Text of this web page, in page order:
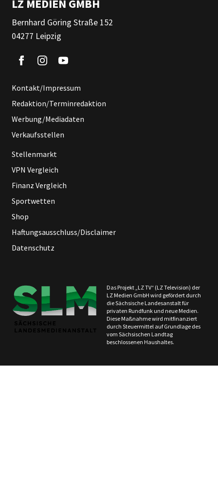
LZ MEDIEN GMBH
Bernhard Göring Straße 152
04277 Leipzig
Kontakt/Impressum
Redaktion/Terminredaktion
Werbung/Mediadaten
Verkaufsstellen
Stellenmarkt
VPN Vergleich
Finanz Vergleich
Sportwetten
Shop
Haftungsausschluss/Disclaimer
Datenschutz
Das Projekt „LZ TV“ (LZ Television) der
LZ Medien GmbH wird gefördert durch
die Sächsische Landesanstalt für
privaten Rundfunk und neue Medien.
Diese Maßnahme wird mitfinanziert
durch Steuermittel auf Grundlage des
vom Sächsischen Landtag
beschlossenen Haushaltes.